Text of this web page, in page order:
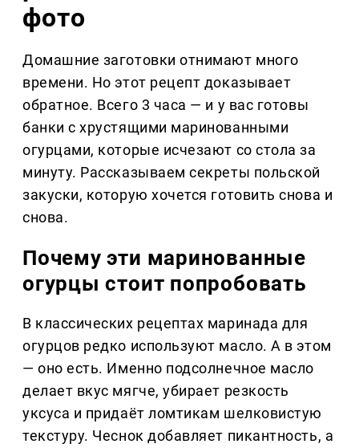
фото
Домашние заготовки отнимают много
времени. Но этот рецепт доказывает
обратное. Всего 3 часа — и у вас готовы
банки с хрустящими маринованными
огурцами, которые исчезают со стола за
минуту. Рассказываем секреты польской
закуски, которую хочется готовить снова и
снова.
Почему эти маринованные
огурцы стоит попробовать
В классических рецептах маринада для
огурцов редко используют масло. А в этом
— оно есть. Именно подсолнечное масло
делает вкус мягче, убирает резкость
уксуса и придаёт ломтикам шелковистую
текстуру. Чеснок добавляет пикантность, а